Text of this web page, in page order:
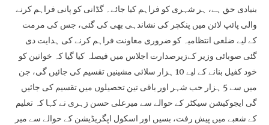
بنیادی حق ہے، ہر شہری کو فراہم کیا جائے۔ گڈانی کو پانی فراہم کرنے
والی پائپ لائن میں پنکچر کی نشاندہی بھی کی گئی، جس کی مرمت
کے لیے ضلعی انتظامیہ کو ضروری معاونت فراہم کرنے کی ہدایت دی
گئی صوبائی وزیر کےزیرصدارت اجلاس میں فیصلہ کیا گیا کہ خواتین کو
خود کفیل بنانے کے لیے 10 ہزار سلائی مشینیں تقسیم کی جائیں گی، جن
میں سے 5 ہزار حب شہر اور باقی تین تحصیلوں میں تقسیم کی جائیں
گی ایجوکیشن سیکٹر کے حوالے سے میرعلی حسن زہری نے کہا کہ تعلیم
کے شعبے میں پیش رفت، بسیں اور اسکول اپگریڈیشن کے حوالے سے میر